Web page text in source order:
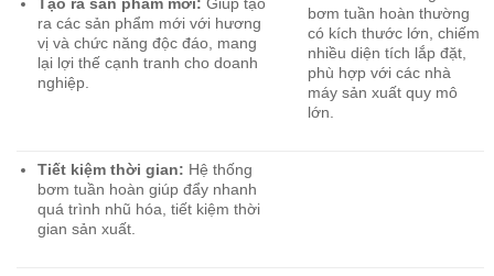
Tạo ra sản phẩm mới: Giúp tạo
ra các sản phẩm mới với hương
vị và chức năng độc đáo, mang
lại lợi thế cạnh tranh cho doanh
nghiệp.
bơm tuần hoàn thường
có kích thước lớn, chiếm
nhiều diện tích lắp đặt,
phù hợp với các nhà
máy sản xuất quy mô
lớn.
Tiết kiệm thời gian: Hệ thống
bơm tuần hoàn giúp đẩy nhanh
quá trình nhũ hóa, tiết kiệm thời
gian sản xuất.